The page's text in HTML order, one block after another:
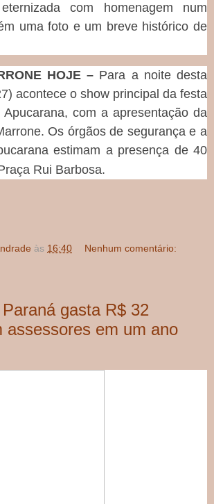
com homenagem num
uma foto e um breve histórico de
HOJE – Para a noite desta
acontece o show principal da festa
com a apresentação da
Os órgãos de segurança e a
estimam a presença de 40
Rui Barbosa.
às 16:40 Nenhum comentário:
gasta R$ 32
assessores em um ano